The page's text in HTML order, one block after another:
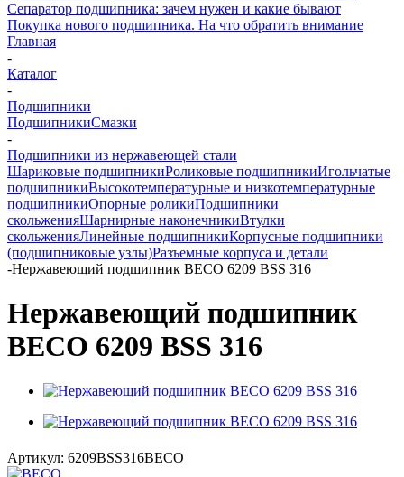
Сепаратор подшипника: зачем нужен и какие бывают
Покупка нового подшипника. На что обратить внимание
Главная
-
Каталог
-
Подшипники
ПодшипникиСмазки
-
Подшипники из нержавеющей стали
Шариковые подшипникиРоликовые подшипникиИгольчатые
подшипникиВысокотемпературные и низкотемпературные
подшипникиОпорные роликиПодшипники
скольженияШарнирные наконечникиВтулки
скольженияЛинейные подшипникиКорпусные подшипники
(подшипниковые узлы)Разъемные корпуса и детали
-Нержавеющий подшипник BECO 6209 BSS 316
Нержавеющий подшипник
BECO 6209 BSS 316
Артикул: 6209BSS316BECO